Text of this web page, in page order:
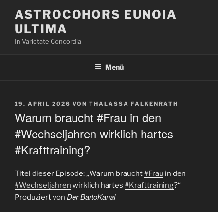
Inhalt
springen
ASTROCOHORS EUNOIA
ULTIMA
In Varietate Concordia
Menü
VERÖFFENTLICHT
19. APRIL 2026 VON THALASSA FALKENRATH
Warum braucht #Frau in den
#Wechseljahren wirklich hartes
#Krafttraining?
Titel dieser Episode: „Warum braucht#Frau in den
#Wechseljahren wirklich hartes #Krafttraining?“
Produziert von Der BartoKanal